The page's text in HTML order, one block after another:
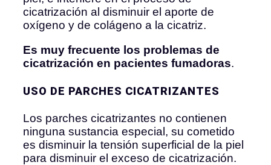
cicatrización al disminuir el aporte de
oxígeno y de colágeno a la cicatriz.
Es muy frecuente los problemas de
cicatrización en pacientes fumadoras.
USO DE PARCHES CICATRIZANTES
Los parches cicatrizantes no contienen
ninguna sustancia especial, su cometido
es disminuir la tensión superficial de la piel
para disminuir el exceso de cicatrización.